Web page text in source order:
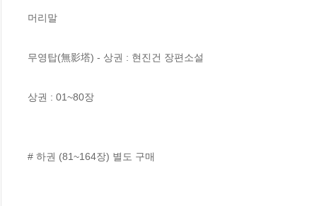
머리말
무영탑(無影塔) - 상권 : 현진건 장편소설
상권 : 01~80장
# 하권 (81~164장) 별도 구매